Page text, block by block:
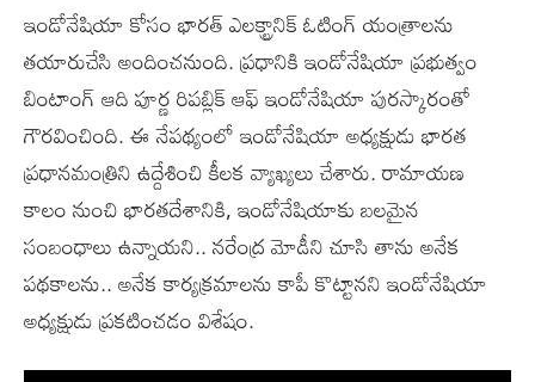
ఇండోనేషియా కోసం భారత్ ఎలక్ట్రానిక్ ఓటింగ్ యంత్రాలను
తయారుచేసి అందించనుంది. ప్రధానికి ఇండోనేషియా ప్రభుత్వం
బింటాంగ్ ఆది పూర్ణ రిపబ్లిక్ ఆఫ్ ఇండోనేషియా పురస్కారంతో
గౌరవించింది. ఈ నేపథ్యంలో ఇండోనేషియా అధ్యక్షుడు భారత
ప్రధానమంత్రిని ఉద్దేశించి కీలక వ్యాఖ్యలు చేశారు. రామాయణ
కాలం నుంచి భారతదేశానికి, ఇండోనేషియాకు బలమైన
సంబంధాలు ఉన్నాయని.. నరేంద్ర మోడీని చూసి తాను అనేక
పథకాలను.. అనేక కార్యక్రమాలను కాపీ కొట్టానని ఇండోనేషియా
అధ్యక్షుడు ప్రకటించడం విశేషం.